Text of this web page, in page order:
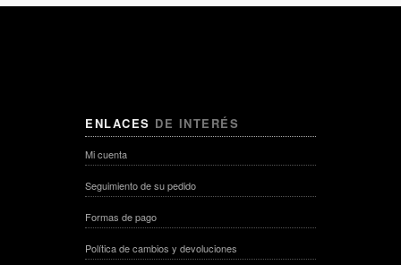
ENLACES DE INTERÉS
Mi cuenta
Seguimiento de su pedido
Formas de pago
Política de cambios y devoluciones